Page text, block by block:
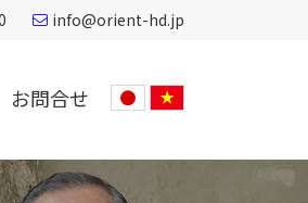
info@orient-hd.jp
お問合せ